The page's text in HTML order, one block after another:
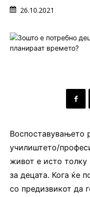
26.10.2021
Воспоставувањето
училиштето/
живот е исто толку
за децата. Кога ќе
со предизвикот да